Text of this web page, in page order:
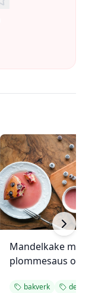
Mandelkake med
plommesaus og
bakverk dessert